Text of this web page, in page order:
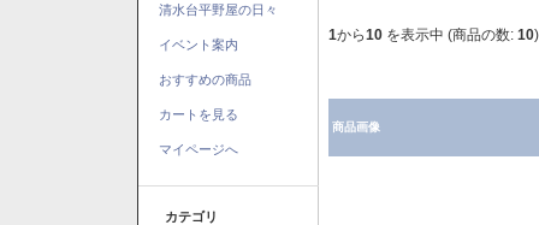
清水台平野屋の日々
イベント案内
おすすめの商品
カートを見る
マイページへ
カテゴリ
1から10 を表示中 (商品の数: 10)
商品画像